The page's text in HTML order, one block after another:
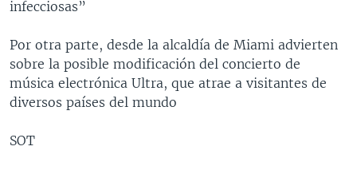
infecciosas”
Por otra parte, desde la alcaldía de Miami advierten
sobre la posible modificación del concierto de
música electrónica Ultra, que atrae a visitantes de
diversos países del mundo
SOT